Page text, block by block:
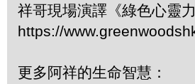
祥哥現場演譯《綠色心靈力
https://
更多阿祥的生命智慧：